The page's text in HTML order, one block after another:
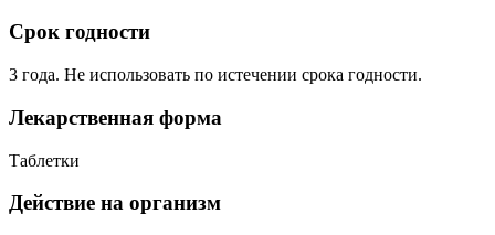
Срок годности
3 года. Не использовать по истечении срока годности.
Лекарственная форма
Таблетки
Действие на организм